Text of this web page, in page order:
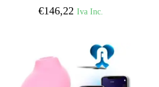
DE INSPIRAÇÃO + OVO
VIBRATÓRIO
APLICATIVO GRATUITO
€146,22 Iva Inc.